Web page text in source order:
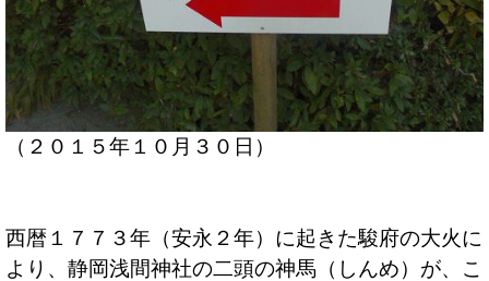
（２０１５年１０月３０日）
西暦１７７３年（安永２年）に起きた駿府の大火に
より、静岡浅間神社の二頭の神馬（しんめ）が、こ